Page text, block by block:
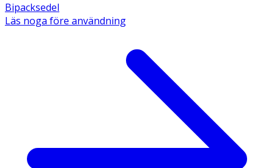
Bipacksedel
Läs noga före användning